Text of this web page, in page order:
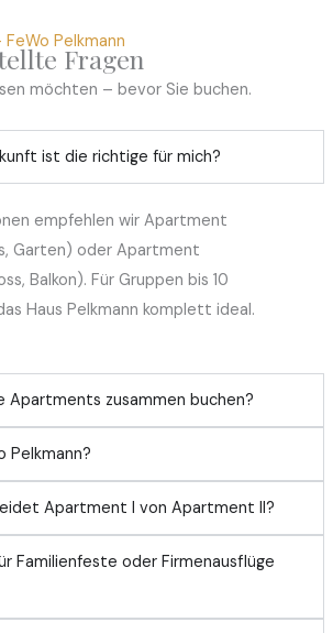
Pelkmann
Fragen
möchten – bevor Sie buchen.
ist die richtige für mich?
empfehlen wir Apartment
Garten) oder Apartment
Balkon). Für Gruppen bis 10
Haus Pelkmann komplett ideal.
Apartments zusammen buchen?
Pelkmann?
Apartment I von Apartment II?
Familienfeste oder Firmenausflüge